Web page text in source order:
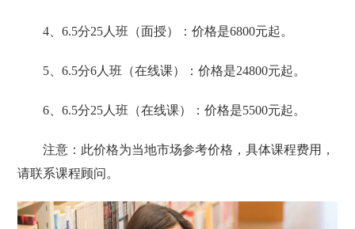
4、6.5分25人班（面授）：价格是6800元起。
5、6.5分6人班（在线课）：价格是24800元起。
6、6.5分25人班（在线课）：价格是5500元起。
注意：此价格为当地市场参考价格，具体课程费用，
请联系课程顾问。